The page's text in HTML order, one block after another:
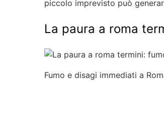
piccolo imprevisto può
La paura a roma
Fumo e disagi immediati a